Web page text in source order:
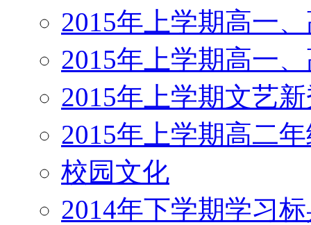
2015年上学期高一
2015年上学期高一
2015年上学期文艺
2015年上学期高二
校园文化
2014年下学期学习